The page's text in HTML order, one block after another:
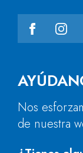
Nos
de nuestra